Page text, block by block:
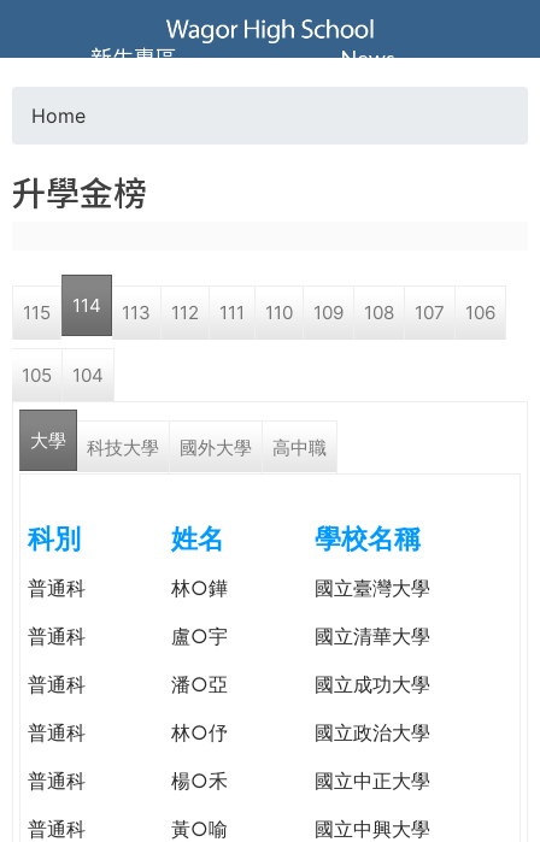
Jump to navigation
葳
格
高
學
格。
o
a
r
e
e
r
e
Home
升學金榜
115 114 113 112 111 110 109 108 107 106
105 104
大學 科技大學 國外大學 高中職
科別 姓名 學校名稱
普通科 林○鏵
國立臺灣大學
普通科
盧○宇
國立清華大學
普通科
潘○亞
國立成功大學
普通科
林○伃
國立政治大學
普通科
楊○禾
國立中正大學
普通科
黃○喻
國立中興大學
新生專區 News